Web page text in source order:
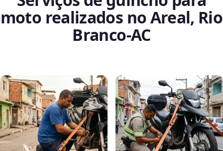
moto realizados no Areal, Rio
Branco‑AC